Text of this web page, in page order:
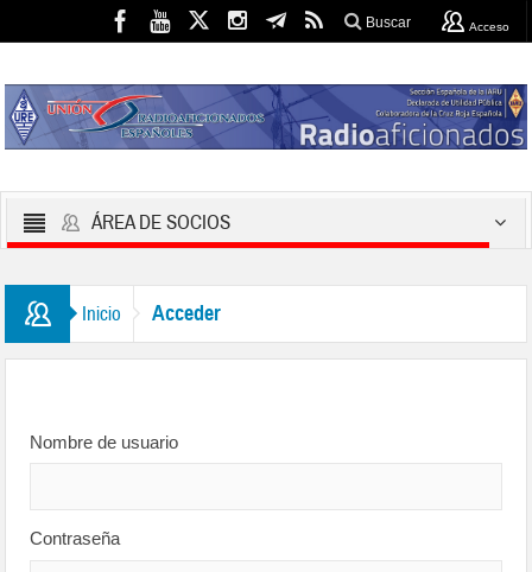
Buscar Acceso
ÁREA DE SOCIOS
Inicio Acceder
Nombre de usuario
Contraseña